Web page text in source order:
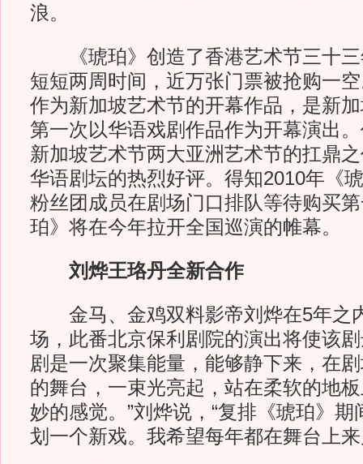
浪。
《琥珀》创造了香港艺术节三十三
短短两周时间，近万张门票被抢购一
作为新加坡艺术节的开幕作品，是新
第一次以华语戏剧作品作为开幕演出
新加坡艺术节两大亚洲艺术节的扛鼎
华语剧坛的热烈好评。得知2010年《
粉丝团成员在剧场门口排队等待购买
珀》将在今年拉开全国巡演的帷幕。
刘烨王珞丹全新合作
金马、金鸡双料影帝刘烨在5年之
场，此番北京保利剧院的演出将使该
剧是一次聚集能量，能够静下来，在
的舞台，一束光亮起，站在柔软的地
妙的感觉。”刘烨说，“复排《琥珀》
划一个新戏。我希望每年都在舞台上